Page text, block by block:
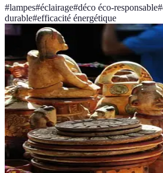
#lampes#éclairage#déco éco-responsable#
durable#efficacité énergétique